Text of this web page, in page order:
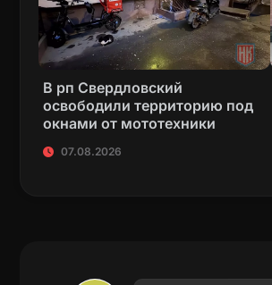
В рп Свердловский
освободили территорию под
окнами от мототехники
07.08.2026